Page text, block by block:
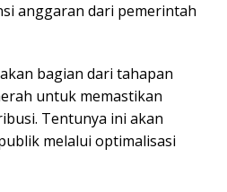
anggaran dari pemerintah
bagian dari tahapan
untuk memastikan
Tentunya ini akan
melalui optimalisasi